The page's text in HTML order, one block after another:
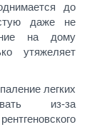
до
даже не
на дому
утяжеляет
легких
из-за